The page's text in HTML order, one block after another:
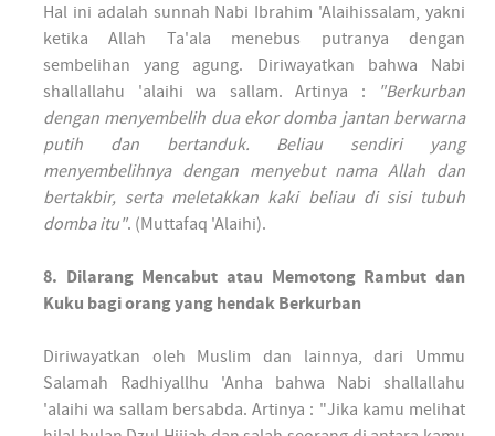
Hal ini adalah sunnah Nabi Ibrahim 'Alaihissalam, yakni
ketika Allah Ta'ala menebus putranya dengan
sembelihan yang agung. Diriwayatkan bahwa Nabi
shallallahu 'alaihi wa sallam. Artinya :
"Berkurban
dengan menyembelih dua ekor domba jantan berwarna
putih dan bertanduk. Beliau sendiri yang
menyembelihnya dengan menyebut nama Allah dan
bertakbir, serta meletakkan kaki beliau di sisi tubuh
domba itu". (Muttafaq 'Alaihi).
8. Dilarang Mencabut atau Memotong Rambut dan
Kuku bagi orang yang hendak Berkurban
Diriwayatkan oleh Muslim dan lainnya, dari Ummu
Salamah Radhiyallhu 'Anha bahwa Nabi shallallahu
'alaihi wa sallam bersabda. Artinya : "Jika kamu melihat